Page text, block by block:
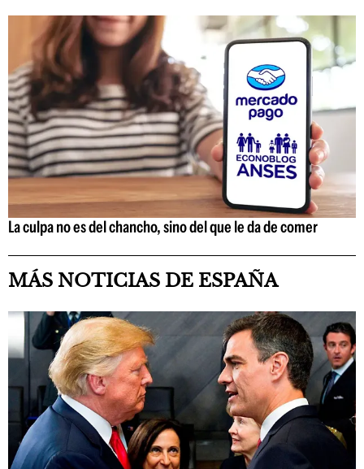
La culpa no es del chancho, sino del que le da de comer
MÁS NOTICIAS DE ESPAÑA